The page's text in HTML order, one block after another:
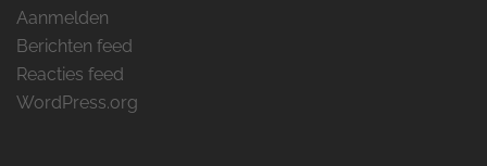
Aanmelden
Berichten feed
Reacties feed
WordPress.org